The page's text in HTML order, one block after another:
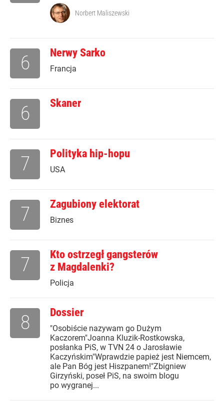
Norbert Maliszewski
Nerwy Sarko
Francja
6
Skaner
6
Polityka hip-hopu
USA
7
Zagubiony elektorat
Biznes
7
Kto ostrzegł gangsterów
z Magdalenki?
Policja
7
Dossier
"Osobiście nazywam go Dużym
Kaczorem"Joanna Kluzik-Rostkowska,
posłanka PiS, w TVN 24 o Jarosławie
Kaczyńskim"Wprawdzie papież jest Niemcem,
ale Pan Bóg jest Hiszpanem!"Zbigniew
Girzyński, poseł PiS, na swoim blogu
po wygranej...
8